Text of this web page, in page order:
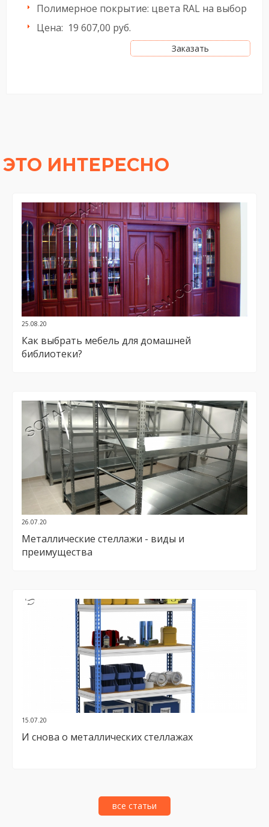
Полимерное покрытие: цвета RAL на выбор
Цена: 19 607,00 руб.
Заказать
ЭТО ИНТЕРЕСНО
25.08.20
Как выбрать мебель для домашней
библиотеки?
26.07.20
Металлические стеллажи - виды и
преимущества
15.07.20
И снова о металлических стеллажах
все статьи